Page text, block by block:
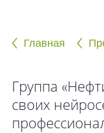
Главная
Группа
своих